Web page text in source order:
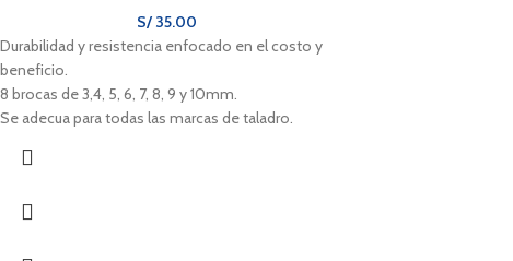
S/ 35.00
Durabilidad y resistencia enfocado en el costo y
beneficio.
8 brocas de 3,4, 5, 6, 7, 8, 9 y 10mm.
Se adecua para todas las marcas de taladro.